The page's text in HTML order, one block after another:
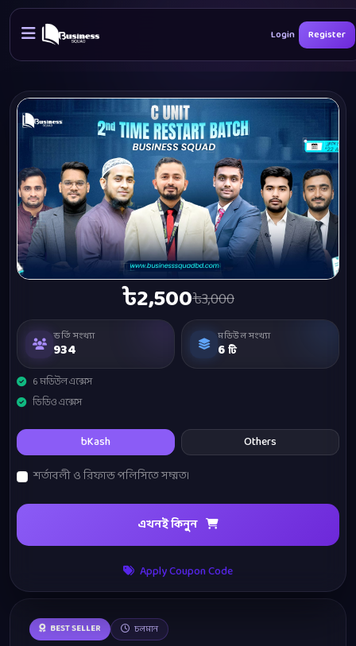
Login Register
BEST SELLER চলমান
৳2,500৳3,000
ভর্তি সংখ্যা
934
মডিউল সংখ্যা
6 টি
6 মডিউল এক্সেস
ভিডিও এক্সেস
bKash
Others
শর্তাবলী ও রিফান্ড পলিসিতে সম্মত।
এখনই কিনুন
Apply Coupon Code